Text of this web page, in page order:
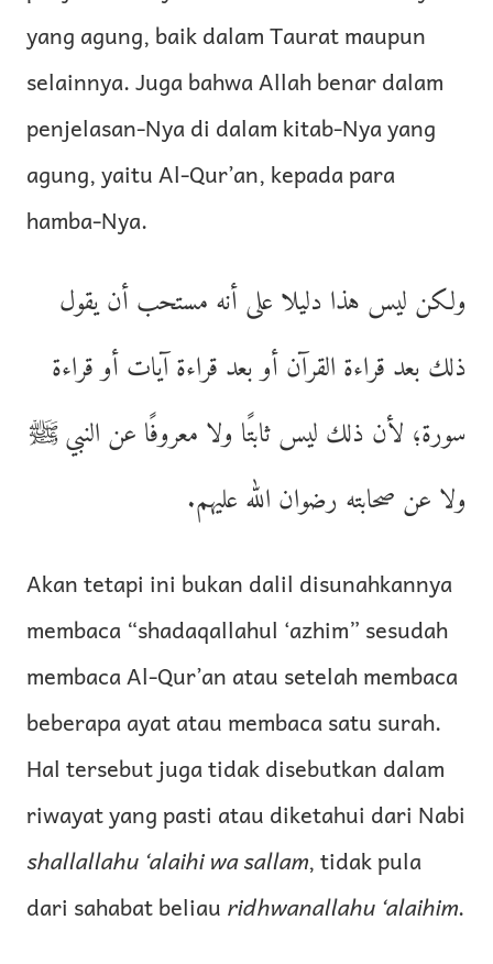
yang agung, baik dalam Taurat maupun
selainnya. Juga bahwa Allah benar dalam
penjelasan-Nya di dalam kitab-Nya yang
agung, yaitu Al-Qur’an, kepada para
hamba-Nya.
ولكن ليس هذا دليلا على أنه مستحب أن يقول
ذلك بعد قراءة القرآن أو بعد قراءة آيات أو قراءة
سورة؛ لأن ذلك ليس ثابتًا ولا معروفًا عن النبي ﷺ
ولا عن صحابته رضوان الله عليهم.
Akan tetapi ini bukan dalil disunahkannya
membaca “shadaqallahul ‘azhim” sesudah
membaca Al-Qur’an atau setelah membaca
beberapa ayat atau membaca satu surah.
Hal tersebut juga tidak disebutkan dalam
riwayat yang pasti atau diketahui dari Nabi
shallallahu ‘alaihi wa sallam, tidak pula
dari sahabat beliau ridhwanallahu ‘alaihim.